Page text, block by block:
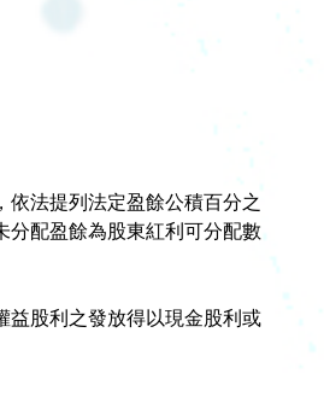
法提列法定盈餘公積百分之
分配盈餘為股東紅利可分配數
益股利之發放得以現金股利或